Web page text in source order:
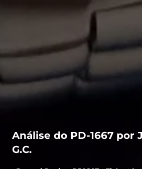
Análise do PD-1667 por
G.C.